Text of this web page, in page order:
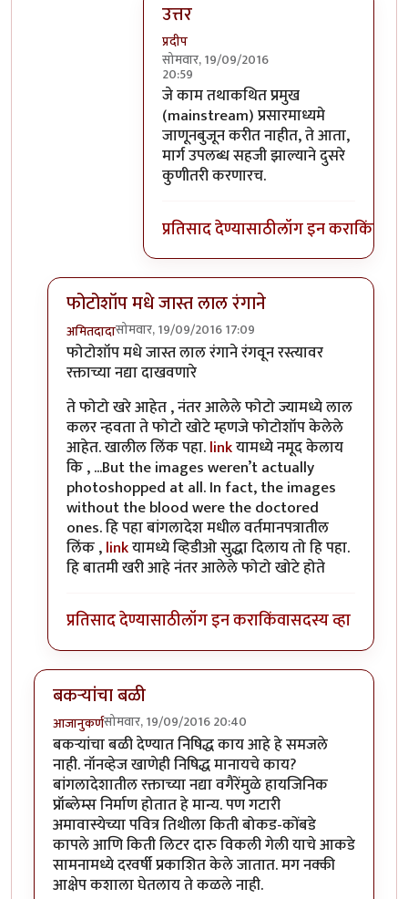
उत्तर
प्रदीप
सोमवार, 19/09/2016
20:59
In reply toका फिरली असावी हाच प्रश्न
जे काम तथाकथित प्रमुख
(mainstream) प्रसारमाध्यमे
जाणूनबुजून करीत नाहीत, ते आता,
मार्ग उपलब्ध सहजी झाल्याने दुसरे
कुणीतरी करणारच.
प्रतिसाद देण्यासाठीलॉग इन कराकिंवा
फोटोशॉप मधे जास्त लाल रंगाने
अमितदादासोमवार, 19/09/2016 17:09
In reply toकुर्बानी आणि बळी देणे दोन्हीbyबाळ सप्रे
फोटोशॉप मधे जास्त लाल रंगाने रंगवून रस्त्यावर
रक्ताच्या नद्या दाखवणारे
ते फोटो खरे आहेत , नंतर आलेले फोटो ज्यामध्ये लाल
कलर न्हवता ते फोटो खोटे म्हणजे फोटोशॉप केलेले
आहेत. खालील लिंक पहा.linkयामध्ये नमूद केलाय
कि , ...But the images weren’t actually
photoshopped at all. In fact, the images
without the blood were the doctored
ones. हि पहा बांगलादेश मधील वर्तमानपत्रातील
लिंक ,linkयामध्ये व्हिडीओ सुद्धा दिलाय तो हि पहा.
हि बातमी खरी आहे नंतर आलेले फोटो खोटे होते
प्रतिसाद देण्यासाठीलॉग इन कराकिंवासदस्य व्हा
बकऱ्यांचा बळी
आजानुकर्णसोमवार, 19/09/2016 20:40
बकऱ्यांचा बळी देण्यात निषिद्ध काय आहे हे समजले
नाही. नॉनव्हेज खाणेही निषिद्ध मानायचे काय?
बांगलादेशातील रक्ताच्या नद्या वगैरेंमुळे हायजिनिक
प्रॉब्लेम्स निर्माण होतात हे मान्य. पण गटारी
अमावास्येच्या पवित्र तिथीला किती बोकड-कोंबडे
कापले आणि किती लिटर दारु विकली गेली याचे आकडे
सामनामध्ये दरवर्षी प्रकाशित केले जातात. मग नक्की
आक्षेप कशाला घेतलाय ते कळले नाही.